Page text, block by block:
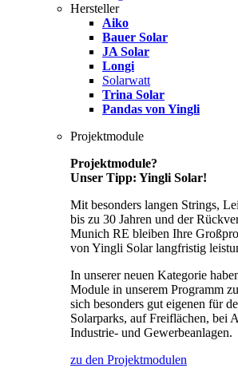
Hersteller
Aiko
Bauer Solar
JA Solar
Longi
Solarwatt
Trina Solar
Pandas von Yingli
Projektmodule
Projektmodule?
Unser Tipp: Yingli Solar!
Mit besonders langen Strings,
bis zu 30 Jahren und der
Munich RE bleiben Ihre
von Yingli Solar langfristig
In unserer neuen Kategorie
Module in unserem Programm
sich besonders gut eigenen für
Solarparks, auf Freiflächen, bei
Industrie- und Gewerbeanlagen.
zu den Projektmodulen